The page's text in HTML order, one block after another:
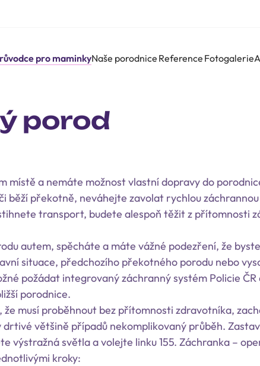
pro maminkyNaše porodnice Reference Fotogalerie
porod
místě a nemáte možnost vlastní dopravy do
běží překotně, neváhejte zavolat rychlou záchrannou
transport, budete alespoň těžit z přítomnosti
autem, spěcháte a máte vážné podezření, že
situace, předchozího překotného porodu nebo
požádat integrovaný záchranný systém Policie
porodnice.
že musí proběhnout bez přítomnosti zdravotníka,
většině případů nekomplikovaný průběh.
výstražná světla a volejte linku 155. Záchranka –
kroky: